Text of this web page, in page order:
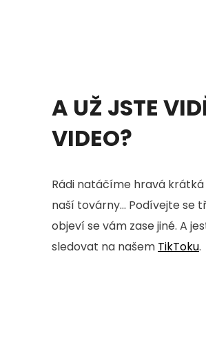
A UŽ JSTE
VIDEO?
Rádi natáčíme hravá krátká
naší továrny... Podívejte se
objeví se vám zase jiné. A
sledovat na našem TikToku.